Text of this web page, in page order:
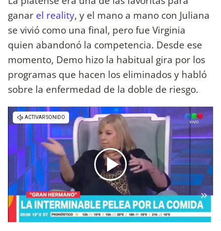
ganar el reality, y el mano a mano con Juliana
se vivió como una final, pero fue Virginia
quien abandonó la competencia. Desde ese
momento, Demo hizo la habitual gira por los
programas que hacen los eliminados y habló
sobre la enfermedad de la doble de riesgo.